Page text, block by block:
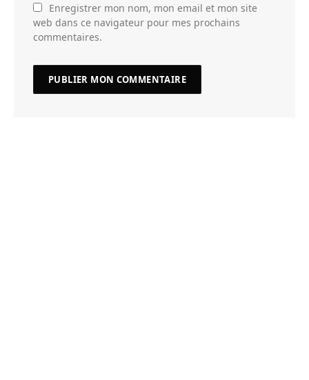
Enregistrer mon nom, mon email et mon site
web dans ce navigateur pour mes prochains
commentaires.